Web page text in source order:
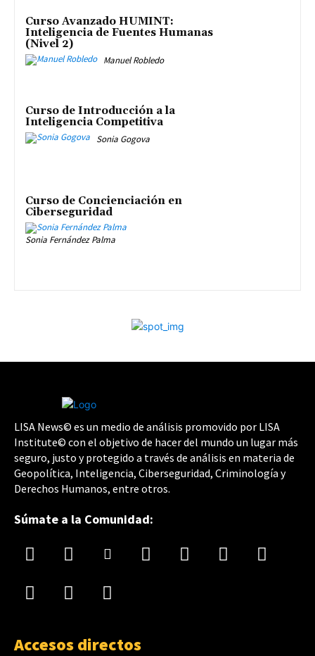
Curso Avanzado HUMINT:
Inteligencia de Fuentes Humanas
(Nivel 2)
Manuel Robledo
Curso de Introducción a la
Inteligencia Competitiva
Sonia Gogova
Curso de Concienciación en
Ciberseguridad
Sonia Fernández Palma
LISA News© es un medio de análisis promovido por LISA
Institute© con el objetivo de hacer del mundo un lugar más
seguro, justo y protegido a través de análisis en materia de
Geopolítica, Inteligencia, Ciberseguridad, Criminología y
Derechos Humanos, entre otros.
Súmate a la Comunidad:
Accesos directos